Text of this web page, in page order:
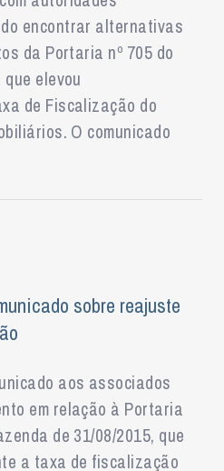
encontrar alternativas
da Portaria nº 705 do
elevou
de Fiscalização do
O comunicado
sobre reajuste
aos associados
em relação à Portaria
de 31/08/2015, que
a taxa de fiscalização